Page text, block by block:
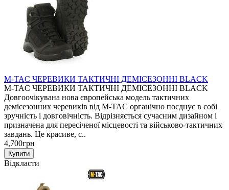
M-TAC ЧЕРЕВИКИ ТАКТИЧНІ ДЕМІСЕЗОННІ BLACK
M-TAC ЧЕРЕВИКИ ТАКТИЧНІ ДЕМІСЕЗОННІ BLACK
Довгоочікувана нова європейська модель тактичних
демісезонних черевиків від M-TAC органічно поєднує в собі
зручність і довговічність. Відрізняється сучасним дизайном і
призначена для пересіченої місцевості та військово-тактичних
завдань. Це красиве, с..
4,700грн
Відкласти